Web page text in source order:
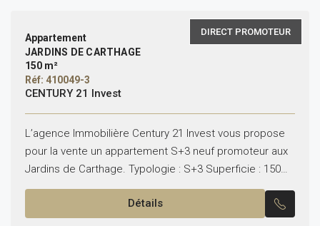
DIRECT PROMOTEUR
Appartement
JARDINS DE CARTHAGE
150 m²
Réf: 410049-3
CENTURY 21 Invest
L’agence Immobilière Century 21 Invest vous propose
pour la vente un appartement S+3 neuf promoteur aux
Jardins de Carthage. Typologie : S+3 Superficie : 150m²
Il se compose de : – Un...
Détails